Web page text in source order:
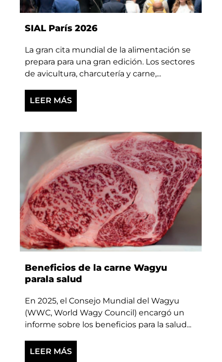
SIAL París 2026
La gran cita mundial de la alimentación se
prepara para una gran edición. Los sectores
de avicultura, charcutería y carne,...
LEER MÁS
Beneficios de la carne Wagyu
parala salud
En 2025, el Consejo Mundial del Wagyu
(WWC, World Wagy Council) encargó un
informe sobre los beneficios para la salud...
LEER MÁS